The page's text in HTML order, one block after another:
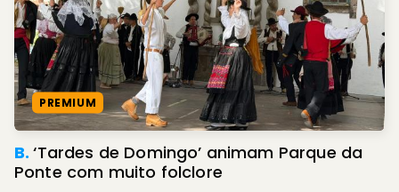
PREMIUM
B.‘Tardes de Domingo’ animam Parque da
Ponte com muito folclore